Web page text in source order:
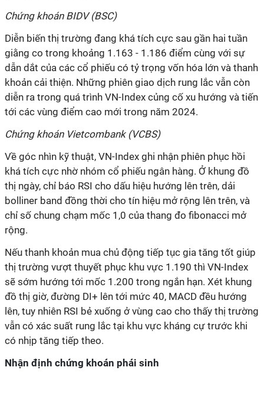
Chứng khoán BIDV (BSC)
Diễn biến thị trường đang khá tích cực sau gần hai tuần
giằng co trong khoảng 1.163 - 1.186 điểm cùng với sự
dẫn dắt của các cổ phiếu có tỷ trọng vốn hóa lớn và thanh
khoản cải thiện. Những phiên giao dịch rung lắc vẫn còn
diễn ra trong quá trình VN-Index củng cố xu hướng và tiến
tới các vùng điểm cao mới trong năm 2024.
Chứng khoán Vietcombank (VCBS)
Về góc nhìn kỹ thuật, VN-Index ghi nhận phiên phục hồi
khá tích cực nhờ nhóm cổ phiếu ngân hàng. Ở khung đồ
thị ngày, chỉ báo RSI cho dấu hiệu hướng lên trên, dải
bolliner band đồng thời cho tín hiệu mở rộng lên trên, và
chỉ số chung chạm mốc 1,0 của thang đo fibonacci mở
rộng.
Nếu thanh khoản mua chủ động tiếp tục gia tăng tốt giúp
thị trường vượt thuyết phục khu vực 1.190 thì VN-Index
sẽ sớm hướng tới mốc 1.200 trong ngắn hạn. Xét khung
đồ thị giờ, đường DI+ lên tới mức 40, MACD đều hướng
lên, tuy nhiên RSI bẻ xuống ở vùng cao cho thấy thị trường
vẫn có xác suất rung lắc tại khu vực kháng cự trước khi
có nhịp tăng tiếp theo.
Nhận định chứng khoán phái sinh